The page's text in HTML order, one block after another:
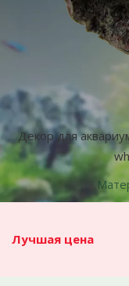
Декор для
Лучшая цена